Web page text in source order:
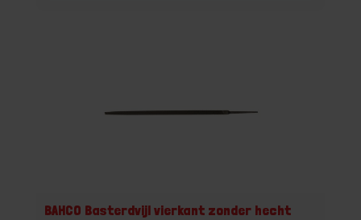
BAHCO Basterdvijl vierkant zonder hecht